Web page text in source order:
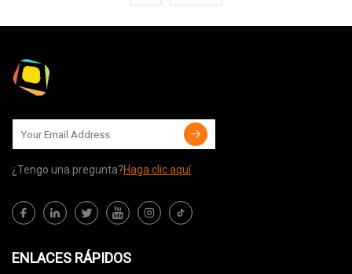
¿Tengo una pregunta?Haga clic aquí
ENLACES RÁPIDOS